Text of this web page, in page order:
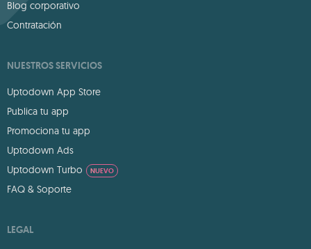
Blog corporativo
Contratación
NUESTROS SERVICIOS
Uptodown App Store
Publica tu app
Promociona tu app
Uptodown Ads
Uptodown Turbo
NUEVO
FAQ & Soporte
LEGAL